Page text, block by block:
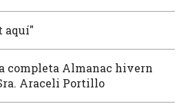
aquí"
completa Almanac hivern
Araceli Portillo